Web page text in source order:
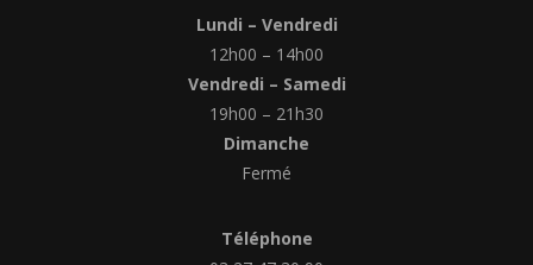
Lundi – Vendredi
12h00 – 14h00
Vendredi – Samedi
19h00 – 21h30
Dimanche
Fermé
Téléphone